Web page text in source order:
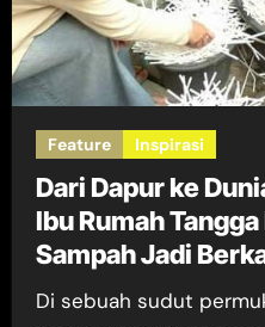
Feature Inspirasi
Dari Dapur ke
Ibu Rumah
Sampah Jadi
Di sebuah sudut permukiman, jauh dari sorotan